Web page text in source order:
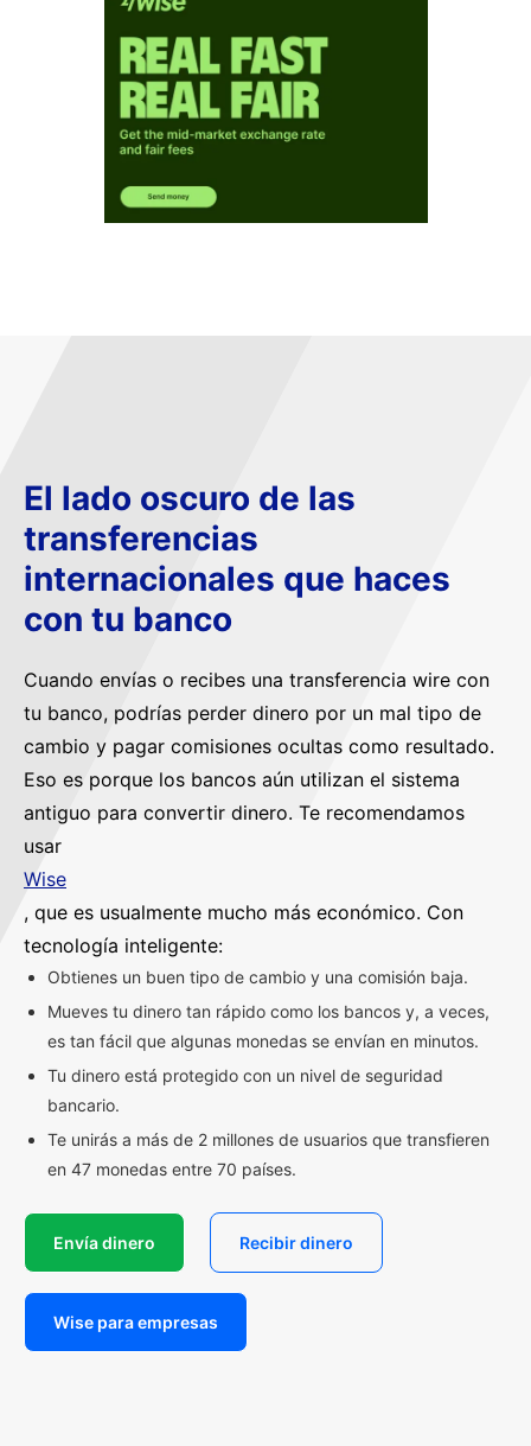
El lado oscuro de las
transferencias
internacionales que haces
con tu banco
Cuando envías o recibes una transferencia wire con
tu banco, podrías perder dinero por un mal tipo de
cambio y pagar comisiones ocultas como resultado.
Eso es porque los bancos aún utilizan el sistema
antiguo para convertir dinero. Te recomendamos
usar
Wise
, que es usualmente mucho más económico. Con
tecnología inteligente:
Obtienes un buen tipo de cambio y una comisión baja.
Mueves tu dinero tan rápido como los bancos y, a veces,
es tan fácil que algunas monedas se envían en minutos.
Tu dinero está protegido con un nivel de seguridad
bancario.
Te unirás a más de 2 millones de usuarios que transfieren
en 47 monedas entre 70 países.
Envía dinero Recibir dinero
Wise para empresas